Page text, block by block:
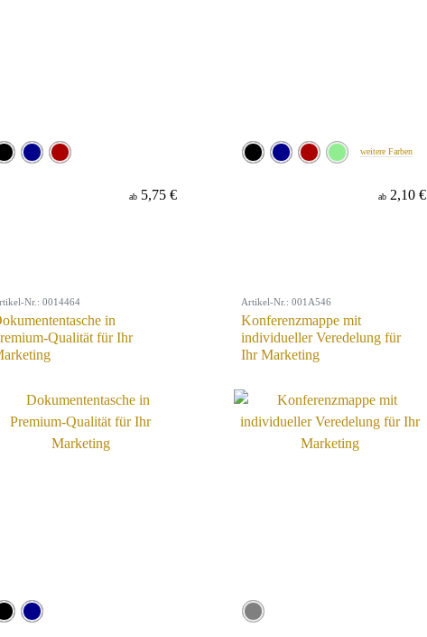
ab 5,75 €
weitere Farben
ab 2,10 €
Nr.: 0014464
in
Qualität für Ihr
Artikel-Nr.: 001A546
Konferenzmappe mit
individueller Veredelung für
Ihr Marketing